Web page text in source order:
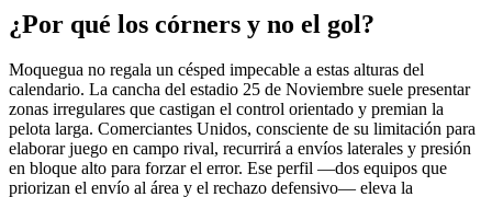
¿Por qué los córners y no el gol?
Moquegua no regala un césped impecable a estas alturas del
calendario. La cancha del estadio 25 de Noviembre suele presentar
zonas irregulares que castigan el control orientado y premian la
pelota larga. Comerciantes Unidos, consciente de su limitación para
elaborar juego en campo rival, recurrirá a envíos laterales y presión
en bloque alto para forzar el error. Ese perfil —dos equipos que
priorizan el envío al área y el rechazo defensivo— eleva la